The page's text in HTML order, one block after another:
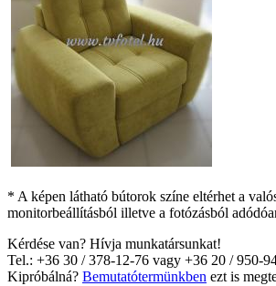
* A képen látható bútorok színe eltérhet a
monitorbeállításból illetve a fotózásból
Kérdése van? Hívja munkatársunkat!
Tel.: +36 30 / 378-12-76 vagy +36 20 / 950-
Kipróbálná? Bemutatótermünkben ezt is